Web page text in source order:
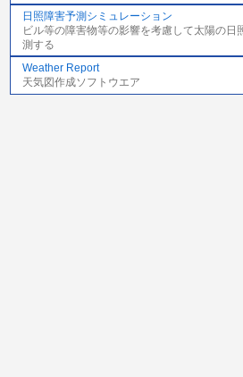
日照障害予測シミュレーション
ビル等の障害物等の影響を考慮して太陽の日
測する
Weather Report
天気図作成ソフトウエア